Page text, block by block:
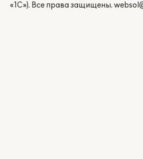
«1С»). Все права защищены.